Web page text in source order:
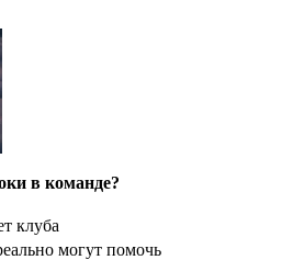
в команде?
клуба
могут помочь